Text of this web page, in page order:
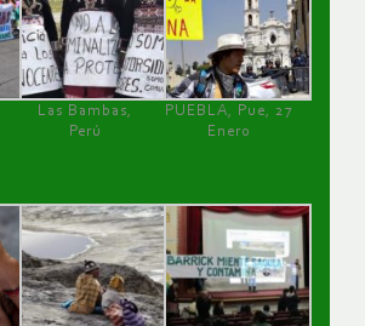
Las Bambas,
Perú
PUEBLA, Pue, 27
Enero